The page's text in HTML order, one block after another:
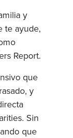
y
te ayude,
Report.
que
y
Sin
que